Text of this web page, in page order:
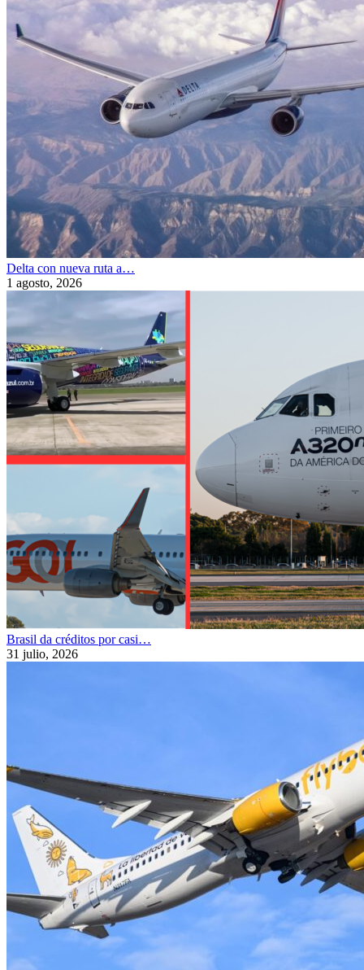
Delta con nueva ruta a…
1 agosto, 2026
Brasil da créditos por casi…
31 julio, 2026